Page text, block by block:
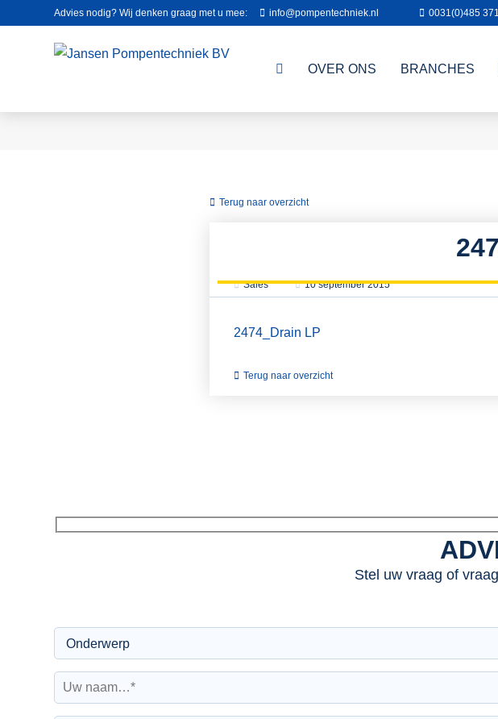
Advies nodig? Wij denken graag met u mee: info@pompentechniek.nl 0031(0)485
OVER ONS BRANCHES
Terug naar overzicht
Sales 10 september 2015
2474_Drain LP
Terug naar overzicht
Stel uw vraag of